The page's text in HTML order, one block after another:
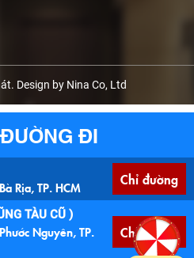
Design by Nina Co, Ltd
ĐI
Rịa, TP. HCM Chỉ đường
TÀU CŨ )
Nguyên, TP.
Chỉ đường